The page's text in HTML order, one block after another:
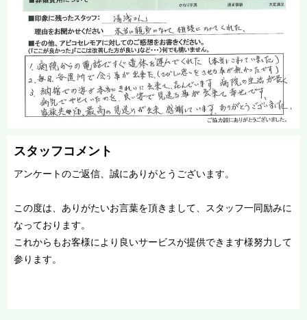
スタッフコメント
アンケートのご返信、誠にありがとうございます。
この度は、ありがたいお言葉を頂きまして、スタッフ一同励みに
なっております。
これからもお客様により良いサービスが提供できます様努力して
参ります。